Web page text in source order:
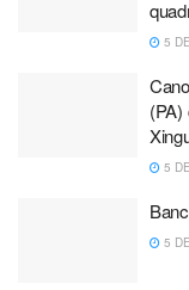
5
(PA)
5
5